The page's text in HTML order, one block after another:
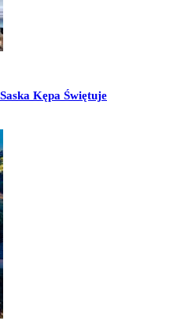
Kępa Świętuje